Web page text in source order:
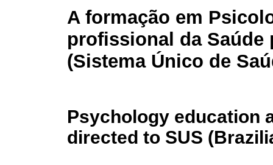
A formação em
profissional da Saúde
(Sistema Único de
Psychology education
directed to SUS